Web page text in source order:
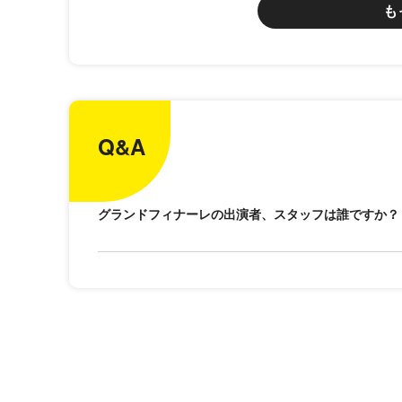
Q&A
グランドフィナーレの出演者、スタッフは誰ですか？